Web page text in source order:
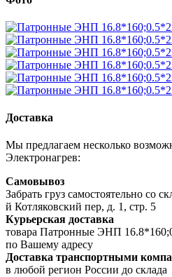
Доставка
Мы предлагаем несколько
Электронагрев:
Самовывоз
Забрать груз самостоятельно со
й Котляковский пер, д. 1, стр. 5
Курьерская доставка
товара Патронные ЭНП
по Вашему адресу
Доставка транспортными
в любой регион России до склада